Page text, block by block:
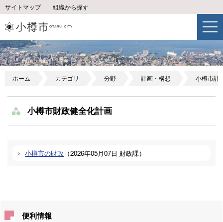
サイトマップ 組織から探す
ホーム カテゴリ 分野 計画・構想 小樽市計
小樽市財政健全化計画
小樽市の財政 （2026年05月07日 財政課）
便利情報